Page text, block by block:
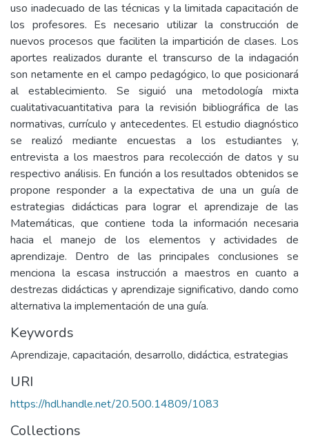
uso inadecuado de las técnicas y la limitada capacitación de
los profesores. Es necesario utilizar la construcción de
nuevos procesos que faciliten la impartición de clases. Los
aportes realizados durante el transcurso de la indagación
son netamente en el campo pedagógico, lo que posicionará
al establecimiento. Se siguió una metodología mixta
cualitativacuantitativa para la revisión bibliográfica de las
normativas, currículo y antecedentes. El estudio diagnóstico
se realizó mediante encuestas a los estudiantes y,
entrevista a los maestros para recolección de datos y su
respectivo análisis. En función a los resultados obtenidos se
propone responder a la expectativa de una un guía de
estrategias didácticas para lograr el aprendizaje de las
Matemáticas, que contiene toda la información necesaria
hacia el manejo de los elementos y actividades de
aprendizaje. Dentro de las principales conclusiones se
menciona la escasa instrucción a maestros en cuanto a
destrezas didácticas y aprendizaje significativo, dando como
alternativa la implementación de una guía.
Keywords
Aprendizaje, capacitación, desarrollo, didáctica, estrategias
URI
https://hdl.handle.net/20.500.14809/1083
Collections